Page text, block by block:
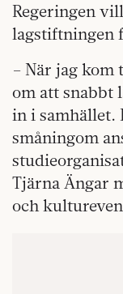
Regeringen
lagstiftningen
– När jag kom
om att snabbt
in i samhället.
småningom
Tjärna Ängar
och